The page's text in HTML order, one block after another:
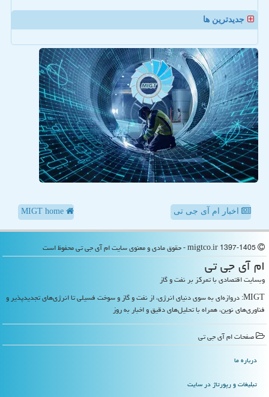
جدیدترین ها
اخبار ام آی جی تی
ام آی جی تی
وبسایت اقتصادی با تمرکز بر نفت و گاز
MIGT: دروازه‌ای به سوی دنیای انرژی، از نفت و گاز و سوخت فسیلی تا انرژی‌های تجدیدپذیر و
فناوری‌های نوین، همراه با تحلیل‌های دقیق و اخبار به روز
صفحات ام آی جی تی
درباره ما
تبلیغات و رپورتاژ در سایت